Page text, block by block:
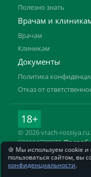
Полезно знать
Врачам и
Врачам
Клиникам
Документы
Политика
Отказ от
18+
© 2026 vrach-
592104728977.
Информация на сайте
противопоказания,
🍪 Мы используем cookie
пользоваться сайтом, вы
конфиденциальности.